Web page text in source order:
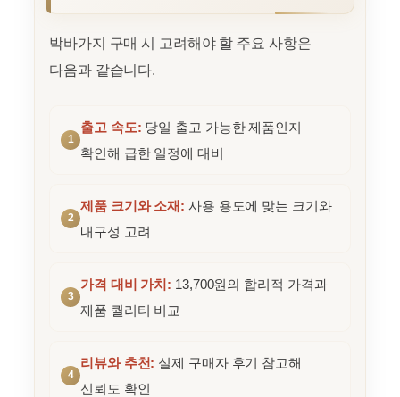
박바가지 구매 시 고려해야 할 주요 사항은
다음과 같습니다.
출고 속도: 당일 출고 가능한 제품인지
확인해 급한 일정에 대비
제품 크기와 소재: 사용 용도에 맞는 크기와
내구성 고려
가격 대비 가치: 13,700원의 합리적 가격과
제품 퀄리티 비교
리뷰와 추천: 실제 구매자 후기 참고해
신뢰도 확인